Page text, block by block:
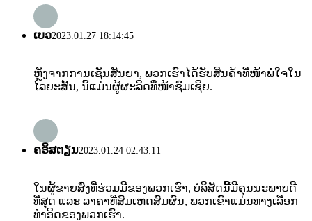
ເບວ2023.01.27 18:14:45
ຫຼັງຈາກການເຊັນສັນຍາ, ພວກເຮົາໄດ້ຮັບສິນຄ້າທີ່ໜ້າພໍໃຈໃນ
ໄລຍະສັ້ນ, ນີ້ແມ່ນຜູ້ຜະລິດທີ່ໜ້າຊົມເຊີຍ.
ຄຣິສຕຽນ2023.01.24 02:43:11
ໃນຜູ້ຂາຍສົ່ງທີ່ຮ່ວມມືຂອງພວກເຮົາ, ບໍລິສັດນີ້ມີຄຸນນະພາບດີ
ທີ່ສຸດ ແລະ ລາຄາທີ່ສົມເຫດສົມຜົນ, ພວກເຂົາແມ່ນທາງເລືອກ
ທຳອິດຂອງພວກເຮົາ.